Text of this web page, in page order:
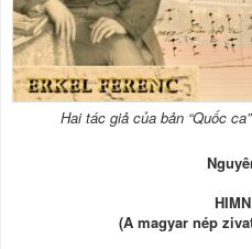
Hai tác giả của bản “Quốc
(A magyar nép